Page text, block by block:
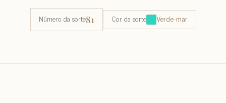
Número da sorte81 Cor da sorte Verde-mar